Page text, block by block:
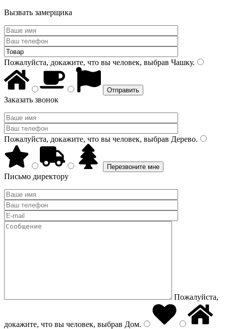
Вызвать замерщика
Пожалуйста, докажите, что вы человек, выбрав Чашку.
Заказать звонок
Пожалуйста, докажите, что вы человек, выбрав Дерево.
Письмо директору
Пожалуйста,
докажите, что вы человек, выбрав Дом.